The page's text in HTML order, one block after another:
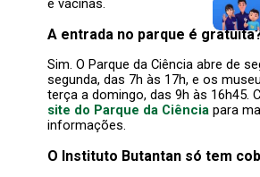
e vacinas.
A entrada no parque é
Sim. O Parque da Ciência abre de
segunda, das 7h às 17h, e os
terça a domingo, das 9h às 16h45.
site do Parque da Ciência para
informações.
O Instituto Butantan só tem